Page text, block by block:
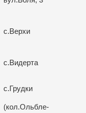
с.Верхи
с.Видерта
с.Грудки
(кол.Ольбле-